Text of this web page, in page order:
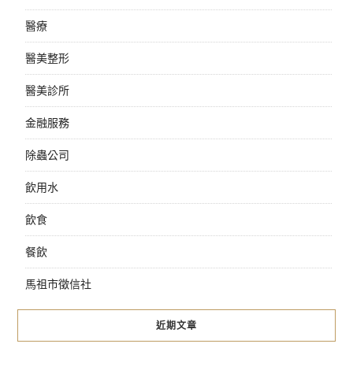
醫療
醫美整形
醫美診所
金融服務
除蟲公司
飲用水
飲食
餐飲
馬祖市徵信社
近期文章